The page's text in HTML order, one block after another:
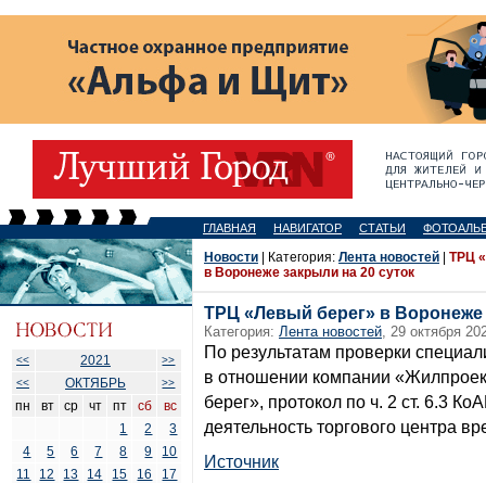
ГЛАВНАЯ НАВИГАТОР СТАТЬИ
<< 2021
>>
<<
ОКТЯБРЬ >>
пн вт ср чт пт сб
вс
1
2
3
4
5 6 7 8 9
10
11
12 13 14 15 16
17
Новости | Категория: Лента новостей
ТРЦ
в Воронеже закрыли на 20 суток
ТРЦ «Левый берег» в Воронеже
Категория: Лента новостей, 29 октября
По результатам проверки
в отношении компании
берег», протокол по ч. 2 ст. 6.3
деятельность торгового центра
Источник